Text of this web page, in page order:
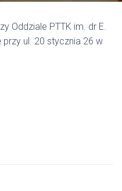
Oddziale PTTK im. dr E.
ul. 20 stycznia 26 w